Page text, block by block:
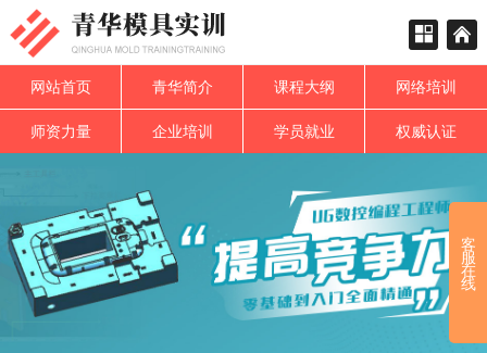
网站首页 青华简介 课程大纲 网络培训
师资力量 企业培训 学员就业 权威认证
客
服
在
线